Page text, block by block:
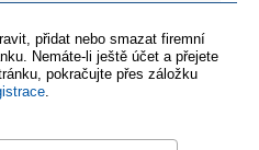
přidat nebo smazat firemní
Nemáte-li ještě účet a přejete
pokračujte přes záložku
.